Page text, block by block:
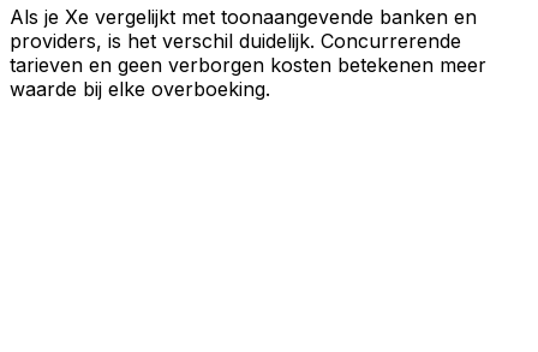
Als je Xe vergelijkt met toonaangevende banken en
providers, is het verschil duidelijk. Concurrerende
tarieven en geen verborgen kosten betekenen meer
waarde bij elke overboeking.